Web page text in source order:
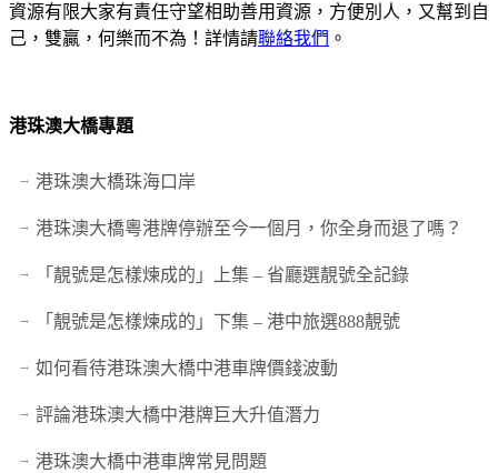
資源有限大家有責任守望相助善用資源，方便別人，又幫到自
己，雙贏，何樂而不為！詳情請聯絡我們 。
港珠澳大橋專題
港珠澳大橋珠海口岸
港珠澳大橋粵港牌停辦至今一個月，你全身而退了嗎？
「靚號是怎樣煉成的」上集 – 省廳選靚號全記錄
「靚號是怎樣煉成的」下集 – 港中旅選888靚號
如何看待港珠澳大橋中港車牌價錢波動
評論港珠澳大橋中港牌巨大升值潛力
港珠澳大橋中港車牌常見問題